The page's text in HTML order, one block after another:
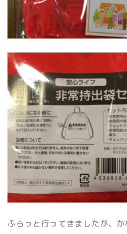
ふらっと行ってきましたが、